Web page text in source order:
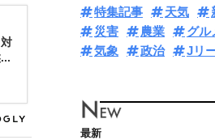
特集記事
天気
災害
農業 グル
気象
政治 Jリ
最新